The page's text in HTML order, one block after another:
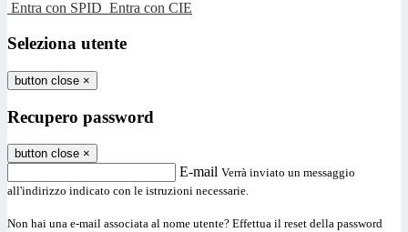
Entra con SPID Entra con CIE
Seleziona utente
button close ×
Recupero password
button close ×
E-mail Verrà inviato un messaggio
all'indirizzo indicato con le istruzioni necessarie.
Non hai una e-mail associata al nome utente? Effettua il reset della password